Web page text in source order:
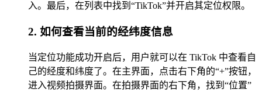
入。最后，在列表中找到“TikTok”并开启其定位权限。
2. 如何查看当前的经纬度信息
当定位功能成功开启后，用户就可以在 TikTok 中查看自
己的经度和纬度了。在主界面，点击右下角的“+”按钮，
进入视频拍摄界面。在拍摄界面的右下角，找到“位置”